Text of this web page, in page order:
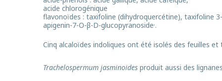
acide chlorogénique
flavonoïdes : taxifoline (dihydroquercétine), taxifoline
apigenin-7-O-β-D-glucopyranoside,.
Cinq alcaloïdes indoliques ont été isolés des feuilles
Trachelospermum jasminoides produit aussi des